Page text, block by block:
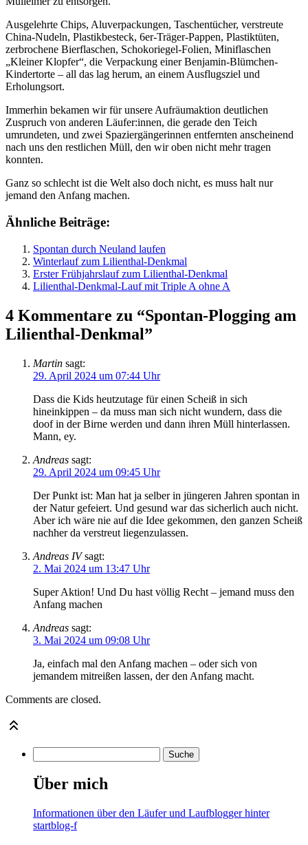
Ausgelehrte Chips, Aluverpackungen, Taschentücher, verstreute
China-Nudeln, Plastikbesteck, 6er-Träger-Pappen, Plastiktüten,
zerbrochene Bierflaschen, Schokoriegel-Folien, Miniflaschen
„Kleiner Klopfer“, die Verpackung einer Benjamin-Blümchen-
Kindertorte – all das lag herum, an einem Ausflugsziel und
Erholungsort.
Immerhin bekamen wir für unsere Aufräumaktion deutlichen
Zuspruch von anderen Läufer:innen, die gerade den Teich
umrundeten, und zwei Spaziergängerinnen entfernten anscheinend
nach uns den restlichen Müll, den wir oben nicht mehr tragen
konnten.
Ganz so schlecht ist die Welt also doch nicht, es muss halt nur
jemand den Anfang machen.
Ähnliche Beiträge:
Spontan durch Neuland laufen
Winterlauf zum Lilienthal-Denkmal
Erster Frühjahrslauf zum Lilienthal-Denkmal
Lilienthal-Denkmal-Lauf mit Triple A ohne A
4 Kommentare zu “Spontan-Plogging am
Lilienthal-Denkmal”
Martin sagt:
29. April 2024 um 07:44 Uhr
Dass die Kids heutzutage für einen Scheiß in sich
hineinkippen – da muss man sich nicht wundern, dass die
doof in der Birne werden und dann ihren Müll hinterlassen.
Mann, ey.
Andreas sagt:
29. April 2024 um 09:45 Uhr
Der Punkt ist: Man hat ja selber in jüngeren Jahren spontan in
der Natur gefeiert. Und gesund war das sicherlich auch nicht.
Aber ich wäre nie auf die Idee gekommen, den ganzen Scheiß
nachher da verstreut liegenzulassen.
Andreas IV sagt:
2. Mai 2024 um 13:47 Uhr
Super Aktion! Und Du hast völlig Recht – jemand muss den
Anfang machen
Andreas sagt:
3. Mai 2024 um 09:08 Uhr
Ja, einfach mal den Anfang machen – oder sich von
jemandem mitreißen lassen, der den Anfang macht.
Comments are closed.
Über mich
Informationen über den Läufer und Laufblogger hinter
startblog-f